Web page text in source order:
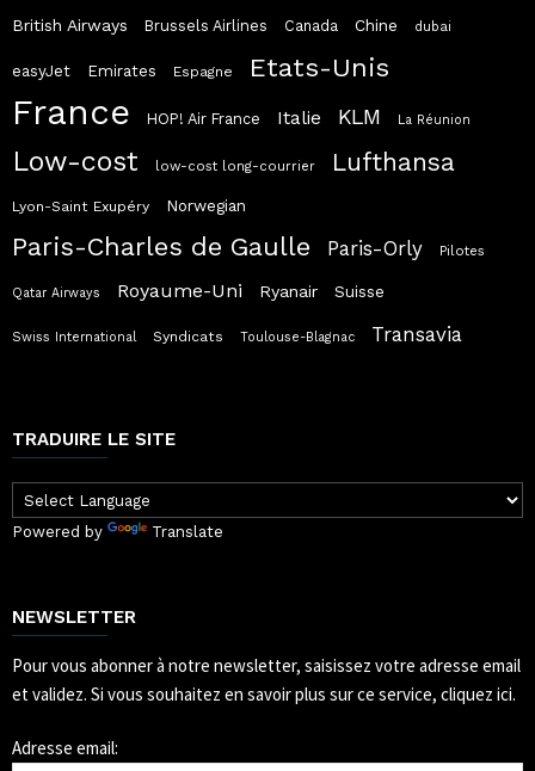
British Airways Brussels Airlines Canada Chine dubai
easyJet Emirates Espagne Etats-Unis
France HOP! Air France Italie KLM La Réunion
Low-cost low-cost long-courrier Lufthansa
Lyon-Saint Exupéry Norwegian
Paris-Charles de Gaulle Paris-Orly Pilotes
Qatar Airways Royaume-Uni Ryanair Suisse
Swiss International Syndicats Toulouse-Blagnac Transavia
TRADUIRE LE SITE
Powered by Translate
NEWSLETTER
Pour vous abonner à notre newsletter, saisissez votre adresse email
et validez. Si vous souhaitez en savoir plus sur ce service, cliquez ici.
Adresse email: